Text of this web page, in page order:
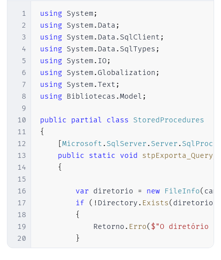
48
49
50
51
52
53
54
55
56
57
58
{
throw
}
}
}
{
public static string Context =>
var servidorAtual = new
1
2
3
4
5
6
7
8
9
10
11
12
13
14
15
16
17
18
19
20
21
using System;
using System. Data ;
using System. Data . SqlClient ;
using System. Data . SqlTypes ;
using System. IO;
using System.Globalization ;
using System.Text ;
using Bibliotecas .Model ;
public partial class StoredProcedures
{
[Microsoft . SqlServer . Server .
public static void
{
var diretorio = new FileInfo(
if
( ! Directory . Exists( diretorio
{
            Retorno
. Erro( $"O diretório
}